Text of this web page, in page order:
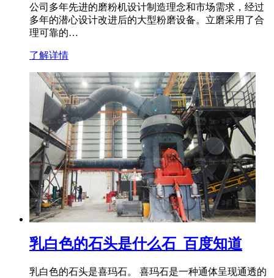
公司多年先进的磨粉机设计制造理念和市场需求，经过
多年的潜心设计改进后的大型粉磨设备。立磨采用了合
理可靠的…
了解详情
乳白色的石头是什么石_百度知道
乳白色的石头是喜玛石。 喜玛石是一种通体呈现通透的